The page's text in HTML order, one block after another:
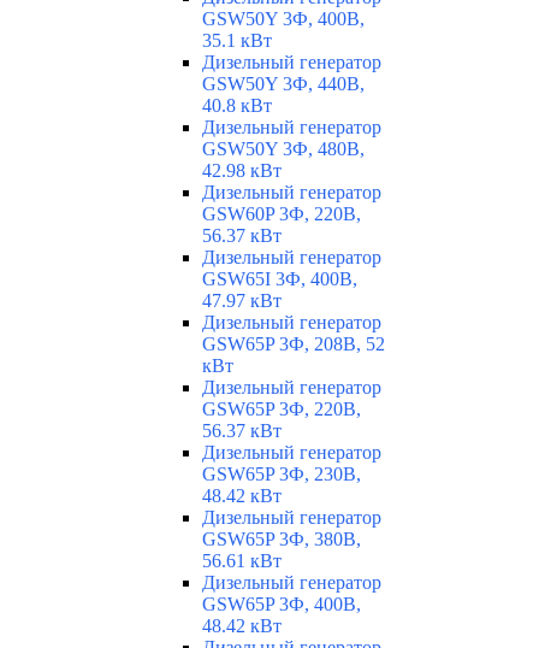
GSW50Y 3Ф, 400В,
35.1 кВт
Дизельный генератор
GSW50Y 3Ф, 440В,
40.8 кВт
Дизельный генератор
GSW50Y 3Ф, 480В,
42.98 кВт
Дизельный генератор
GSW60P 3Ф, 220В,
56.37 кВт
Дизельный генератор
GSW65I 3Ф, 400В,
47.97 кВт
Дизельный генератор
GSW65P 3Ф, 208В, 52
кВт
Дизельный генератор
GSW65P 3Ф, 220В,
56.37 кВт
Дизельный генератор
GSW65P 3Ф, 230В,
48.42 кВт
Дизельный генератор
GSW65P 3Ф, 380В,
56.61 кВт
Дизельный генератор
GSW65P 3Ф, 400В,
48.42 кВт